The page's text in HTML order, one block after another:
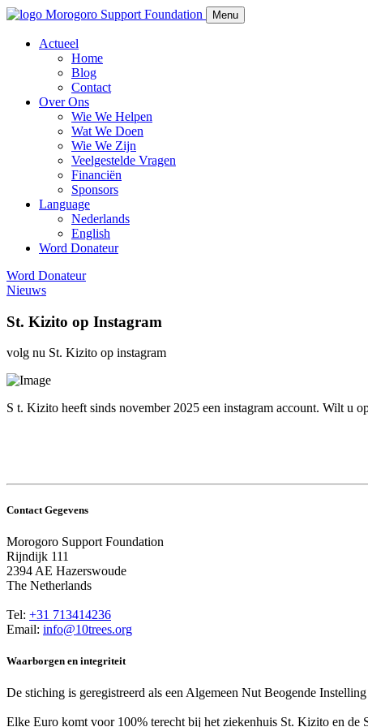
Morogoro Support Foundation Menu
Actueel
Home
Blog
Contact
Over Ons
Wie We Helpen
Wat We Doen
Wie We Zijn
Veelgestelde Vragen
Financiën
Sponsors
Language
Nederlands
English
Word Donateur
Word Donateur
Nieuws
St. Kizito op Instagram
volg nu St. Kizito op instagram
S t. Kizito heeft sinds november 2025 een instagram account. Wilt u
Contact Gegevens
Morogoro Support Foundation
Rijndijk 111
2394 AE Hazerswoude
The Netherlands
Tel: +31 713414236
Email: info@10trees.org
Waarborgen en integriteit
De stiching is geregistreerd als een Algemeen Nut Beogende
Elke Euro komt voor 100% terecht bij het ziekenhuis St. Kizito en de